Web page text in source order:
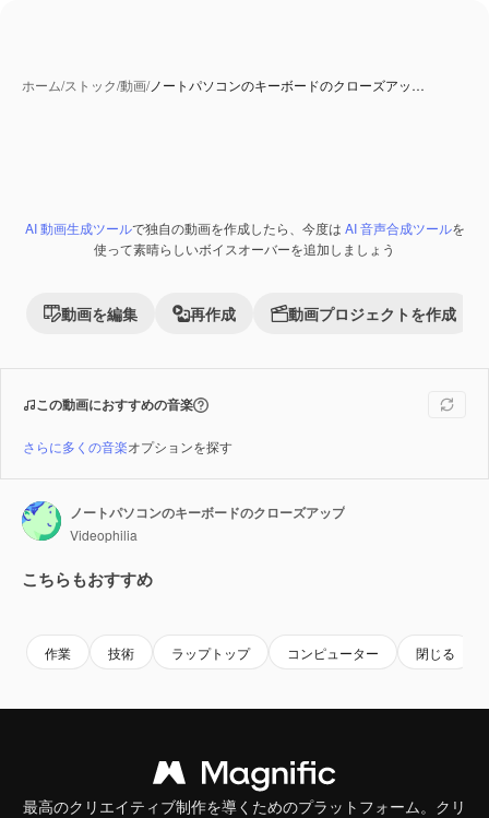
ホーム/ストック/動画/ノートパソコンのキーボードのクローズアッ…
Premium
AI 動画生成ツールで独自の動画を作成したら、今度は AI 音声合成ツールを
使って素晴らしいボイスオーバーを追加しましょう
動画を編集 再作成 動画プロジェクトを作成
この動画におすすめの音楽
さらに多くの音楽オプションを探す
ノートパソコンのキーボードのクローズアップ
Videophilia
こちらもおすすめ
作業 技術 ラップトップ コンピューター 閉じる
最高のクリエイティブ制作を導くためのプラットフォーム。クリ